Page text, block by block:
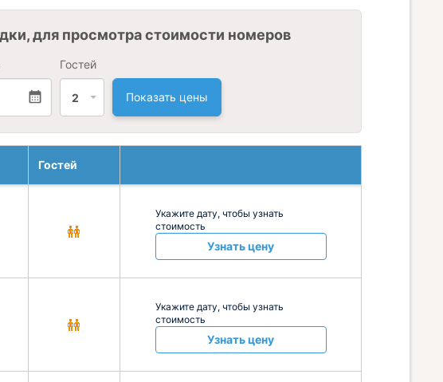
для просмотра стоимости номеров
Гостей
2 Показать цены
Гостей
Укажите дату, чтобы узнать
стоимость
Узнать цену
Укажите дату, чтобы узнать
стоимость
Узнать цену